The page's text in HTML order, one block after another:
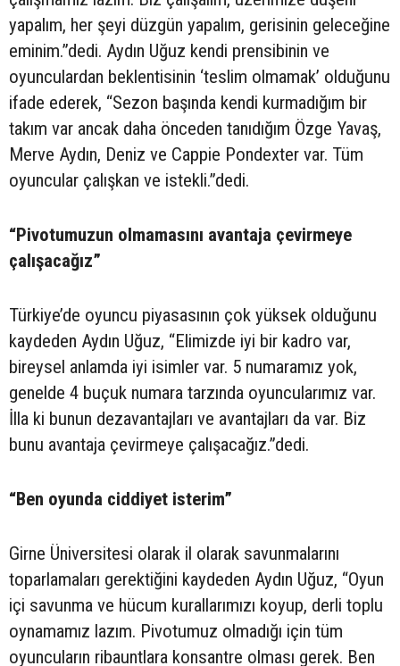
yapalım, her şeyi düzgün yapalım, gerisinin geleceğine
eminim.”dedi. Aydın Uğuz kendi prensibinin ve
oyunculardan beklentisinin ‘teslim olmamak’ olduğunu
ifade ederek, “Sezon başında kendi kurmadığım bir
takım var ancak daha önceden tanıdığım Özge Yavaş,
Merve Aydın, Deniz ve Cappie Pondexter var. Tüm
oyuncular çalışkan ve istekli.”dedi.
“Pivotumuzun olmamasını avantaja çevirmeye
çalışacağız”
Türkiye’de oyuncu piyasasının çok yüksek olduğunu
kaydeden Aydın Uğuz, “Elimizde iyi bir kadro var,
bireysel anlamda iyi isimler var. 5 numaramız yok,
genelde 4 buçuk numara tarzında oyuncularımız var.
İlla ki bunun dezavantajları ve avantajları da var. Biz
bunu avantaja çevirmeye çalışacağız.”dedi.
“Ben oyunda ciddiyet isterim”
Girne Üniversitesi olarak il olarak savunmalarını
toparlamaları gerektiğini kaydeden Aydın Uğuz, “Oyun
içi savunma ve hücum kurallarımızı koyup, derli toplu
oynamamız lazım. Pivotumuz olmadığı için tüm
oyuncuların ribauntlara konsantre olması gerek. Ben